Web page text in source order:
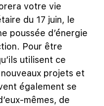
votre vie
du 17 juin, le
poussée d’énergie
Pour être
utilisent ce
projets et
également se
mêmes, de